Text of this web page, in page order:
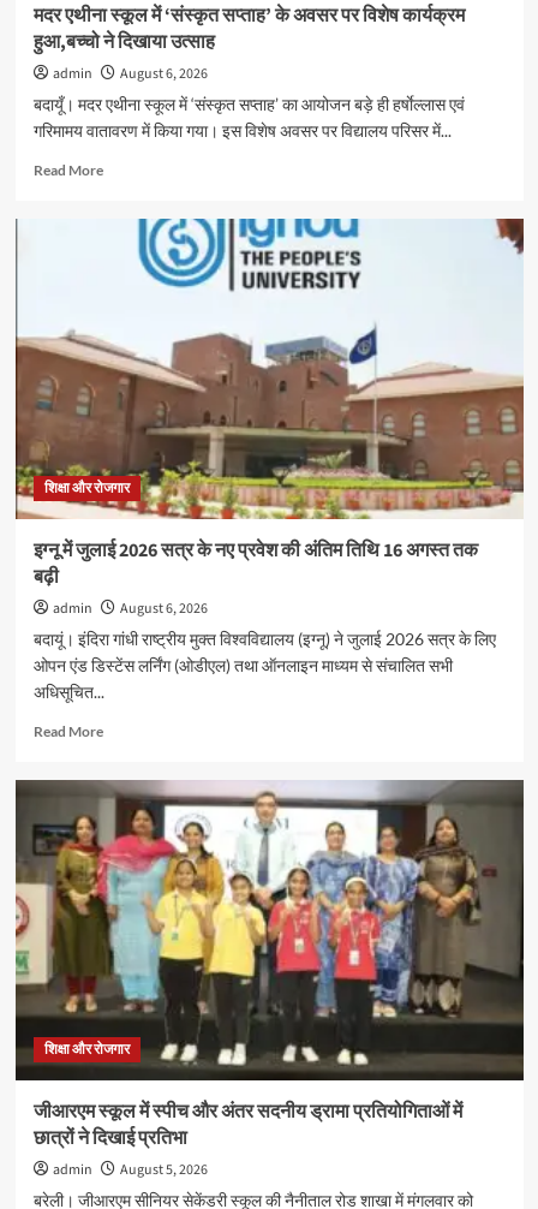
मदर एथीना स्कूल में ‘संस्कृत सप्ताह’ के अवसर पर विशेष कार्यक्रम
हुआ,बच्चो ने दिखाया उत्साह
admin
August 6, 2026
बदायूँ। मदर एथीना स्कूल में ‘संस्कृत सप्ताह’ का आयोजन बड़े ही हर्षाेल्लास एवं
गरिमामय वातावरण में किया गया। इस विशेष अवसर पर विद्यालय परिसर में...
Read MoreRead
सप्ताह’
के
अवसर
हुआ,बच्चो
ने
उत्साह
शिक्षा और रोजगार
इग्नू में जुलाई 2026 सत्र के नए प्रवेश की अंतिम तिथि 16 अगस्त तक
बढ़ी
admin
August 6, 2026
बदायूं। इंदिरा गांधी राष्ट्रीय मुक्त विश्वविद्यालय (इग्नू) ने जुलाई 2026 सत्र के लिए
ओपन एंड डिस्टेंस लर्निंग (ओडीएल) तथा ऑनलाइन माध्यम से संचालित सभी
अधिसूचित...
Read MoreRead
इग्नू
जुलाई
2026
सत्र
के
नए
प्रवेश
की
अंतिम
तिथि
16
अगस्त
बढ़ी
शिक्षा और रोजगार
जीआरएम स्कूल में स्पीच और अंतर सदनीय ड्रामा प्रतियोगिताओं में
छात्रों ने दिखाई प्रतिभा
admin
August 5, 2026
बरेली। जीआरएम सीनियर सेकेंडरी स्कूल की नैनीताल रोड शाखा में मंगलवार को